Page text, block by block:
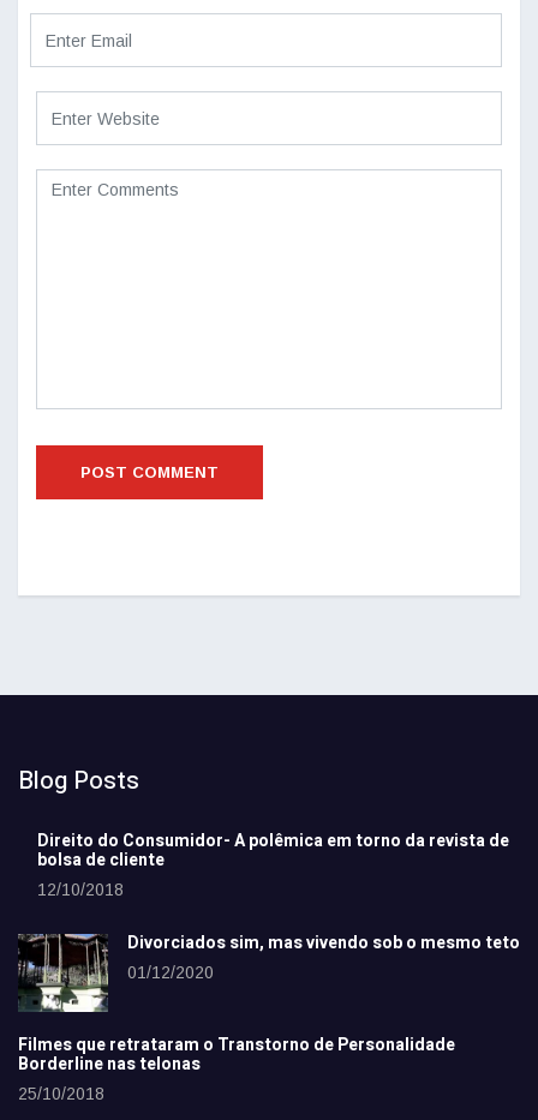
Blog Posts
Direito do Consumidor- A polêmica em torno da revista de
bolsa de cliente
12/10/2018
Divorciados sim, mas vivendo sob o mesmo teto
01/12/2020
Filmes que retrataram o Transtorno de Personalidade
Borderline nas telonas
25/10/2018